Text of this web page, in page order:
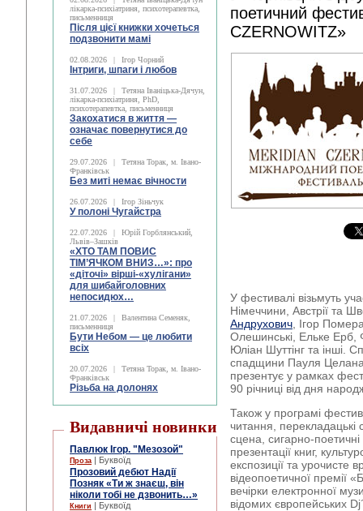
лікарка-психіатриня, психотерапевтка,
письменниця
Після цієї книжки хочеться
подзвонити мамі
02.08.2026 | Ігор Чорний
Інтриги, шпаги і любов
31.07.2026 |
Тетяна Іваніцька-Дячун,
лікарка-психіатриня, PhD,
психотерапевтка, письменниця
Закохатися в життя —
означає повернутися до
себе
29.07.2026 |
Тетяна Торак, м. Івано-
Франківськ
Без миті немає вічности
26.07.2026 | Ігор Зіньчук
У полоні Чугайстра
22.07.2026 |
Юрій Горблянський,
Львів–Зашків
«ХТО ТАМ ПОВИС
ТІМ’ЯЧКОМ ВНИЗ…»: про
«діточі» вірші-«хулігани»
для шибайголовних
непосидюх…
21.07.2026 |
Валентина Семеняк,
письменниця
Бути Небом ― це любити
всіх
20.07.2026 |
Тетяна Торак, м. Івано-
Франківськ
Різьба на долонях
Видавничі новинки
Павлюк Ігор. "Мезозой"
Проза | Буквоїд
Прозовий дебют Надії
Позняк «Ти ж знаєш, він
ніколи тобі не дзвонить…»
Книги | Буквоїд
поетичний
CZERNOWITZ»
У фестивалі візьмуть
Німеччини, Австрії та
Андрухович , Ігор
Олешинські, Ельке
Юліан Шуттінг та інші.
спадщини Пауля
презентує у рамках
90 річниці від дня
Також у програмі
читання,
сцена, сигарно-поетичні
презентації книг,
експозиції та урочисте
відеопоетичної премії
вечірки електронної
відомих європейських